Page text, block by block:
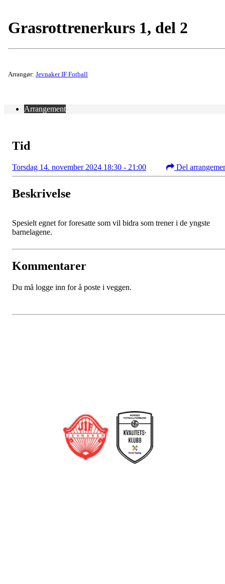
Grasrottrenerkurs 1, del 2
Arrangør: Jevnaker IF Fotball
Arrangement
Tid
Torsdag 14. november 2024 18:30 - 21:00 Del
Beskrivelse
Spesielt egnet for foresatte som vil bidra som trener i de yngste
barnelagene.
Kommentarer
Du må logge inn for å poste i veggen.